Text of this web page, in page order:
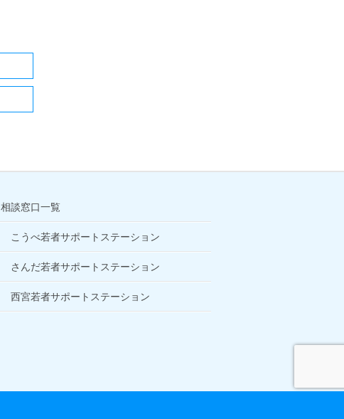
相談窓口一覧
こうべ若者サポートステーション
さんだ若者サポートステーション
西宮若者サポートステーション